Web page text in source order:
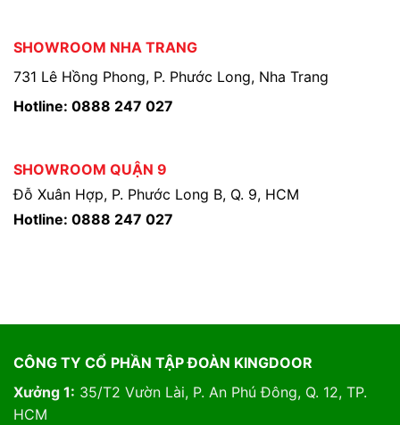
SHOWROOM NHA TRANG
731 Lê Hồng Phong, P. Phước Long, Nha Trang
Hotline: 0888 247 027
SHOWROOM QUẬN 9
Đỗ Xuân Hợp, P. Phước Long B, Q. 9, HCM
Hotline: 0888 247 027
CÔNG TY CỔ PHẦN TẬP ĐOÀN KINGDOOR
Xưởng 1: 35/T2 Vườn Lài, P. An Phú Đông, Q. 12, TP.
HCM